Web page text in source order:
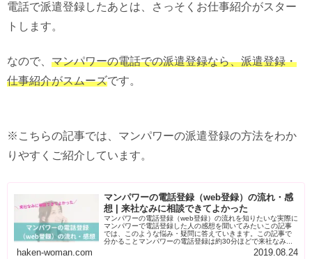
電話で派遣登録したあとは、さっそくお仕事紹介がスター
トします。
なので、 マンパワーの電話での派遣登録なら、派遣登録・
仕事紹介がスムーズです。
※こちらの記事では、マンパワーの派遣登録の方法をわか
りやすくご紹介しています。
マンパワーの電話登録（web登録）の流れ・感
想 | 来社なみに相談できてよかった
マンパワーの電話登録（web登録）の流れを知りたいな実際に
マンパワーで電話登録した人の感想を聞いてみたいこの記事
では、このような悩み・疑問に答えていきます。この記事で
分かることマンパワーの電話登録は約30分ほどで来社なみ...
haken-woman.com 2019.08.24